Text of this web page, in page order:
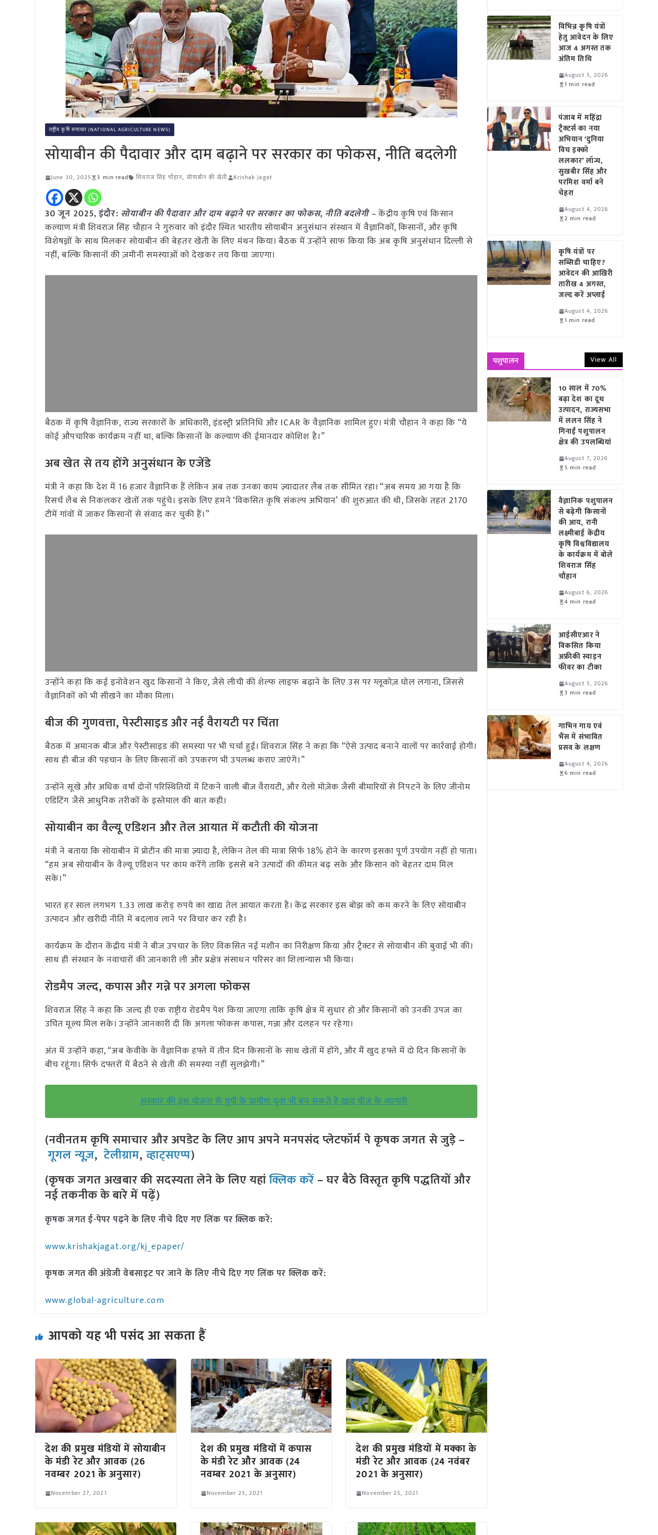
राष्ट्रीय कृषि समाचार (NATIONAL AGRICULTURE NEWS)
सोयाबीन की पैदावार और दाम बढ़ाने पर सरकार का फोकस, नीति बदलेगी
June 30, 2025 3 min read शिवराज सिंह चौहान, सोयाबीन की खेती Krishak Jagat
30 जून 2025,इंदौर: सोयाबीन की पैदावार और दाम बढ़ाने पर सरकार का फोकस, नीति बदलेगी –केंद्रीय कृषि एवं किसान
कल्याण मंत्री शिवराज सिंह चौहान ने गुरुवार को इंदौर स्थित भारतीय सोयाबीन अनुसंधान संस्थान में वैज्ञानिकों, किसानों, और कृषि
विशेषज्ञों के साथ मिलकर सोयाबीन की बेहतर खेती के लिए मंथन किया। बैठक में उन्होंने साफ किया कि अब कृषि अनुसंधान दिल्ली से
नहीं, बल्कि किसानों की ज़मीनी समस्याओं को देखकर तय किया जाएगा।
बैठक में कृषि वैज्ञानिक, राज्य सरकारों के अधिकारी, इंडस्ट्री प्रतिनिधि और ICAR के वैज्ञानिक शामिल हुए। मंत्री चौहान ने कहा कि “ये
कोई औपचारिक कार्यक्रम नहीं था, बल्कि किसानों के कल्याण की ईमानदार कोशिश है।”
अब खेत से तय होंगे अनुसंधान के एजेंडे
मंत्री ने कहा कि देश में 16 हजार वैज्ञानिक हैं लेकिन अब तक उनका काम ज़्यादातर लैब तक सीमित रहा। “अब समय आ गया है कि
रिसर्च लैब से निकलकर खेतों तक पहुंचे। इसके लिए हमने ‘विकसित कृषि संकल्प अभियान’ की शुरुआत की थी, जिसके तहत 2170
टीमें गांवों में जाकर किसानों से संवाद कर चुकी हैं।”
उन्होंने कहा कि कई इनोवेशन खुद किसानों ने किए, जैसे लीची की शेल्फ लाइफ बढ़ाने के लिए उस पर ग्लूकोज़ घोल लगाना, जिससे
वैज्ञानिकों को भी सीखने का मौका मिला।
बीज की गुणवत्ता, पेस्टीसाइड और नई वैरायटी पर चिंता
बैठक में अमानक बीज और पेस्टीसाइड की समस्या पर भी चर्चा हुई। शिवराज सिंह ने कहा कि “ऐसे उत्पाद बनाने वालों पर कार्रवाई होगी।
साथ ही बीज की पहचान के लिए किसानों को उपकरण भी उपलब्ध कराए जाएंगे।”
उन्होंने सूखे और अधिक वर्षा दोनों परिस्थितियों में टिकने वाली बीज वैरायटी, और येलो मोज़ेक जैसी बीमारियों से निपटने के लिए जीनोम
एडिटिंग जैसे आधुनिक तरीकों के इस्तेमाल की बात कही।
सोयाबीन का वैल्यू एडिशन और तेल आयात में कटौती की योजना
मंत्री ने बताया कि सोयाबीन में प्रोटीन की मात्रा ज़्यादा है, लेकिन तेल की मात्रा सिर्फ 18% होने के कारण इसका पूर्ण उपयोग नहीं हो पाता।
“हम अब सोयाबीन के वैल्यू एडिशन पर काम करेंगे ताकि इससे बने उत्पादों की कीमत बढ़ सके और किसान को बेहतर दाम मिल
सके।”
भारत हर साल लगभग 1.33 लाख करोड़ रुपये का खाद्य तेल आयात करता है। केंद्र सरकार इस बोझ को कम करने के लिए सोयाबीन
उत्पादन और खरीदी नीति में बदलाव लाने पर विचार कर रही है।
कार्यक्रम के दौरान केंद्रीय मंत्री ने बीज उपचार के लिए विकसित नई मशीन का निरीक्षण किया और ट्रैक्टर से सोयाबीन की बुवाई भी की।
साथ ही संस्थान के नवाचारों की जानकारी ली और प्रक्षेत्र संसाधन परिसर का शिलान्यास भी किया।
रोडमैप जल्द, कपास और गन्ने पर अगला फोकस
शिवराज सिंह ने कहा कि जल्द ही एक राष्ट्रीय रोडमैप पेश किया जाएगा ताकि कृषि क्षेत्र में सुधार हो और किसानों को उनकी उपज का
उचित मूल्य मिल सके। उन्होंने जानकारी दी कि अगला फोकस कपास, गन्ना और दलहन पर रहेगा।
अंत में उन्होंने कहा, “अब केवीके के वैज्ञानिक हफ्ते में तीन दिन किसानों के साथ खेतों में होंगे, और मैं खुद हफ्ते में दो दिन किसानों के
बीच रहूंगा। सिर्फ दफ्तरों में बैठने से खेती की समस्या नहीं सुलझेगी।”
सरकार की इस योजना से यूपी के ग्रामीण युवा भी बन सकते है खाद बीज के व्यापारी
(नवीनतम कृषि समाचार और अपडेट के लिए आप अपने मनपसंद प्लेटफॉर्म पे कृषक जगत से जुड़े –
गूगल न्यूज़,टेलीग्राम,व्हाट्सएप्प)
(कृषक जगत अखबार की सदस्यता लेने के लिए यहांक्लिक करें– घर बैठे विस्तृत कृषि पद्धतियों और
नई तकनीक के बारे में पढ़ें)
कृषक जगत ई-पेपर पढ़ने के लिए नीचे दिए गए लिंक पर क्लिक करें:
www.krishakjagat.org/kj_epaper/
कृषक जगत की अंग्रेजी वेबसाइट पर जाने के लिए नीचे दिए गए लिंक पर क्लिक करें:
www.global-agriculture.com
आपको यह भी पसंद आ सकता हैं
देश की प्रमुख मंडियों में सोयाबीन
के मंडी रेट और आवक (26
नवम्बर 2021 के अनुसार)
November 27, 2021
देश की प्रमुख मंडियों में कपास
के मंडी रेट और आवक (24
नवम्बर 2021 के अनुसार)
November 25, 2021
देश की प्रमुख मंडियों में मक्का के
मंडी रेट और आवक (24 नवंबर
2021 के अनुसार)
November 25, 2021
विभिन्न कृषि यंत्रों
हेतु आवेदन के लिए
आज 4 अगस्त तक
अंतिम तिथि
August 5, 2026
1 min read
पंजाब में महिंद्रा
ट्रैक्टर्स का नया
अभियान ‘दुनिया
विच इक्को
ललकार’ लॉन्च,
सुखबीर सिंह और
परमिश वर्मा बने
चेहरा
August 4, 2026
2 min read
कृषि यंत्रों पर
सब्सिडी चाहिए?
आवेदन की आखिरी
तारीख 4 अगस्त,
जल्द करें अप्लाई
August 4, 2026
1 min read
पशुपालन View All
10 साल में 70%
बढ़ा देश का दूध
उत्पादन, राज्यसभा
में ललन सिंह ने
गिनाईं पशुपालन
क्षेत्र की उपलब्धियां
August 7, 2026
5 min read
वैज्ञानिक पशुपालन
से बढ़ेगी किसानों
की आय, रानी
लक्ष्मीबाई केंद्रीय
कृषि विश्वविद्यालय
के कार्यक्रम में बोले
शिवराज सिंह
चौहान
August 6, 2026
4 min read
आईसीएआर ने
विकसित किया
अफ्रीकी स्वाइन
फीवर का टीका
August 5, 2026
3 min read
गाभिन गाय एवं
भैंस में संभावित
प्रसव के लक्षण
August 4, 2026
6 min read